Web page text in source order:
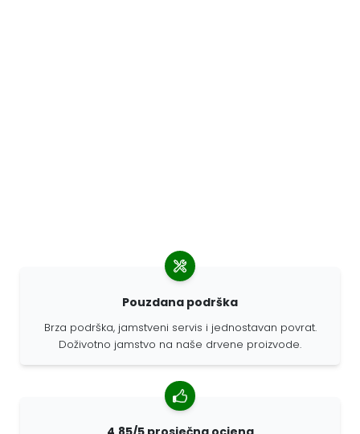
Pouzdana podrška
Brza podrška, jamstveni servis i jednostavan povrat.
Doživotno jamstvo na naše drvene proizvode.